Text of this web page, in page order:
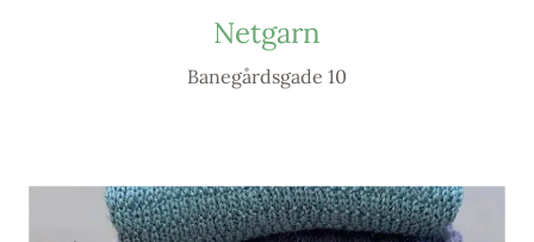
Netgarn
Banegårdsgade 10